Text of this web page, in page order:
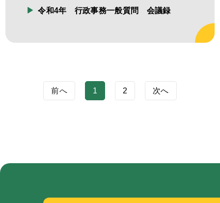
令和4年 行政事務一般質問 会議録
前へ 1 2 次へ